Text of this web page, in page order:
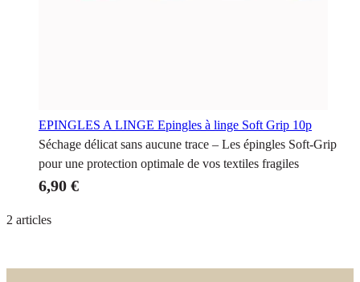
EPINGLES A LINGE Epingles à linge Soft Grip 10p
Séchage délicat sans aucune trace – Les épingles Soft-Grip
pour une protection optimale de vos textiles fragiles
6,90 €
2 articles